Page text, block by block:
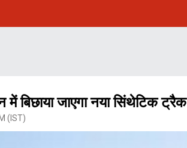
बिछाया जाएगा नया सिंथेटिक ट्रैक
(IST)